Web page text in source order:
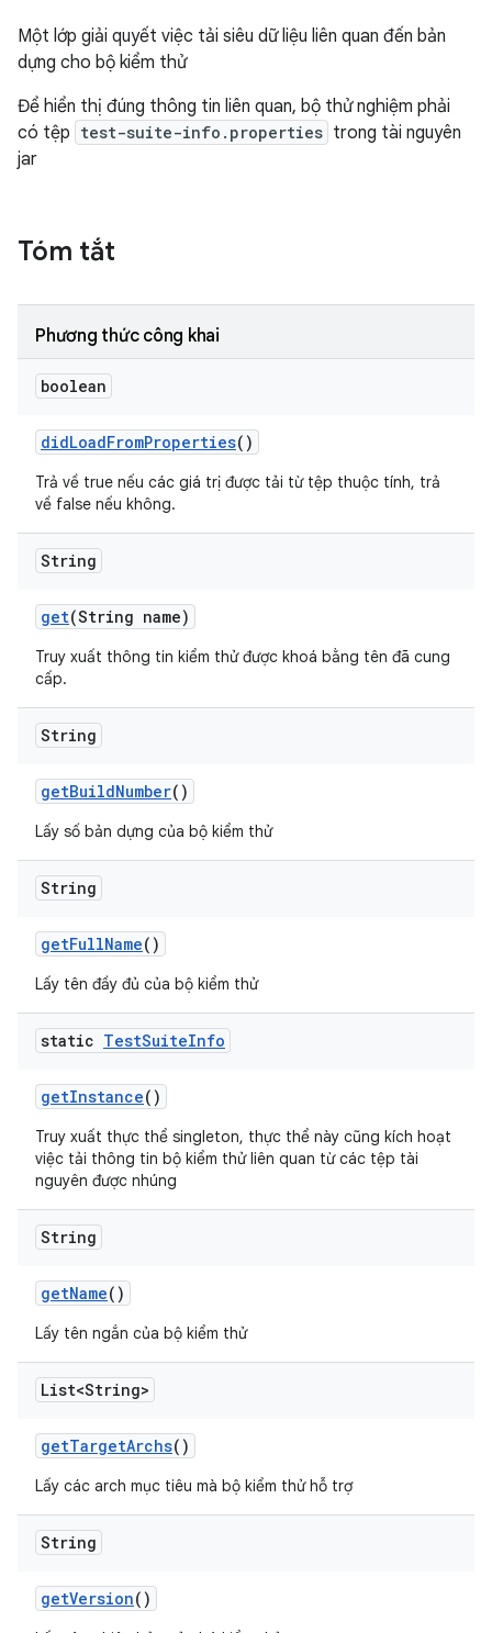
Một lớp giải quyết việc tải siêu dữ liệu liên quan đến bản
dựng cho bộ kiểm thử
Để hiển thị đúng thông tin liên quan, bộ thử nghiệm phải
có tệp test-suite-info.properties trong tài nguyên
jar
Tóm tắt
Phương thức công khai
boolean
didLoadFromProperties()
Trả về true nếu các giá trị được tải từ tệp thuộc tính, trả
về false nếu không.
String
get(String name)
Truy xuất thông tin kiểm thử được khoá bằng tên đã cung
cấp.
String
getBuildNumber()
Lấy số bản dựng của bộ kiểm thử
String
getFullName()
Lấy tên đầy đủ của bộ kiểm thử
static TestSuiteInfo
getInstance()
Truy xuất thực thể singleton, thực thể này cũng kích hoạt
việc tải thông tin bộ kiểm thử liên quan từ các tệp tài
nguyên được nhúng
String
getName()
Lấy tên ngắn của bộ kiểm thử
List<String>
getTargetArchs()
Lấy các arch mục tiêu mà bộ kiểm thử hỗ trợ
String
getVersion()